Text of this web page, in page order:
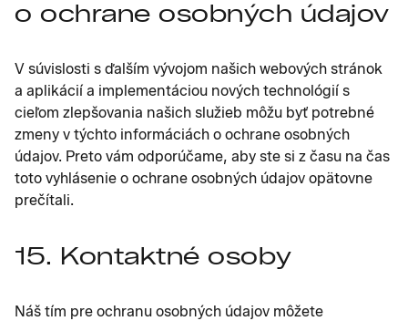
o ochrane osobných údajov
V súvislosti s ďalším vývojom našich webových stránok
a aplikácií a implementáciou nových technológií s
cieľom zlepšovania našich služieb môžu byť potrebné
zmeny v týchto informáciách o ochrane osobných
údajov. Preto vám odporúčame, aby ste si z času na čas
toto vyhlásenie o ochrane osobných údajov opätovne
prečítali.
15. Kontaktné osoby
Náš tím pre ochranu osobných údajov môžete